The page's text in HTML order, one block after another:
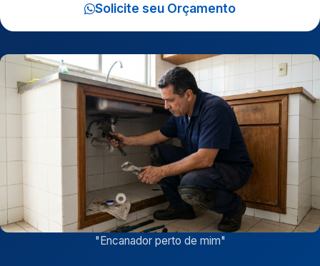
Solicite seu Orçamento
"Encanador perto de mim"